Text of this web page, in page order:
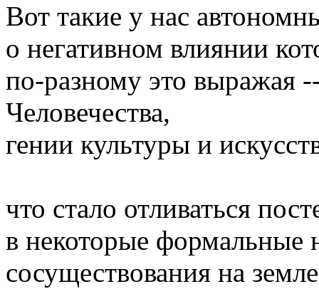
Вот такие у нас
о негативном влиянии
по-разному это выражая
Человечества,
гении культуры и
что стало отливаться
в некоторые формальные
сосуществования на